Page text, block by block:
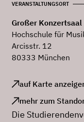
VERANSTALTUNGSORT
Großer Konzertsaal
Hochschule für
Arcisstr. 12
80333 München
auf Karte
mehr zum
Die